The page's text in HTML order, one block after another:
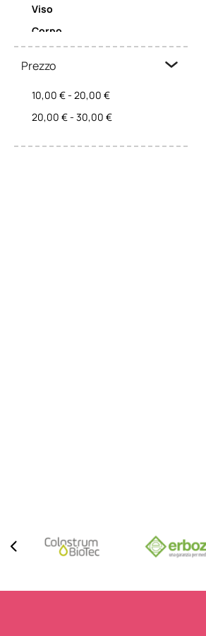
Viso
Corpo
Prezzo
10,00 €- 20,00 €
20,00 €- 30,00 €